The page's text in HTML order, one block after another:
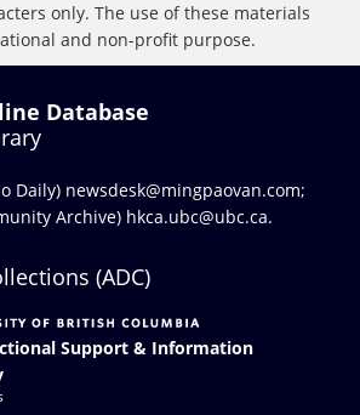
only. The use of these materials
and non-profit purpose.
Database
Daily) newsdesk@mingpaovan.com;
Archive) hkca.ubc@ubc.ca.
(ADC)
Support & Information